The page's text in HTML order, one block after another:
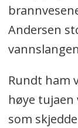
Andersen
Rundt ham
høye
som